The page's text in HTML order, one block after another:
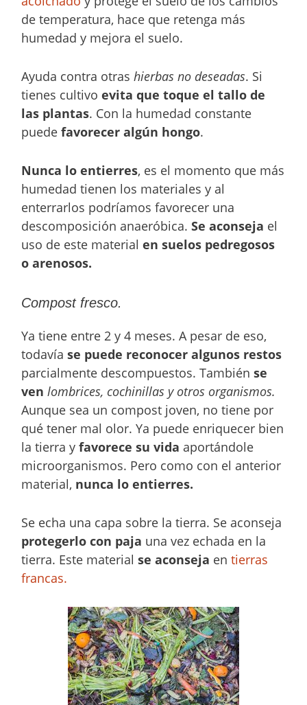
de temperatura, hace que retenga más
humedad y mejora el suelo.
Ayuda contra otrashierbas no deseadas. Si
tienes cultivo evita que toque el tallo de
las plantas. Con la humedad constante
puedefavorecer algún hongo.
Nunca lo entierres, es el momento que más
humedad tienen los materiales y al
enterrarlos podríamos favorecer una
descomposición anaeróbica. Se aconseja el
uso de este materialen suelos pedregosos
o arenosos.
Compost fresco.
Ya tiene entre 2 y 4 meses. A pesar de eso,
todavíase puede reconocer algunos restos
parcialmente descompuestos. Tambiénse
ven lombrices, cochinillas y otros organismos.
Aunque sea un compost joven, no tiene por
qué tener mal olor. Ya puede enriquecer bien
la tierra yfavorece su vida aportándole
microorganismos. Pero como con el anterior
material, nunca lo entierres.
Se echa una capa sobre la tierra. Se aconseja
protegerlo con paja una vez echada en la
tierra. Este material se aconseja entierras
francas.